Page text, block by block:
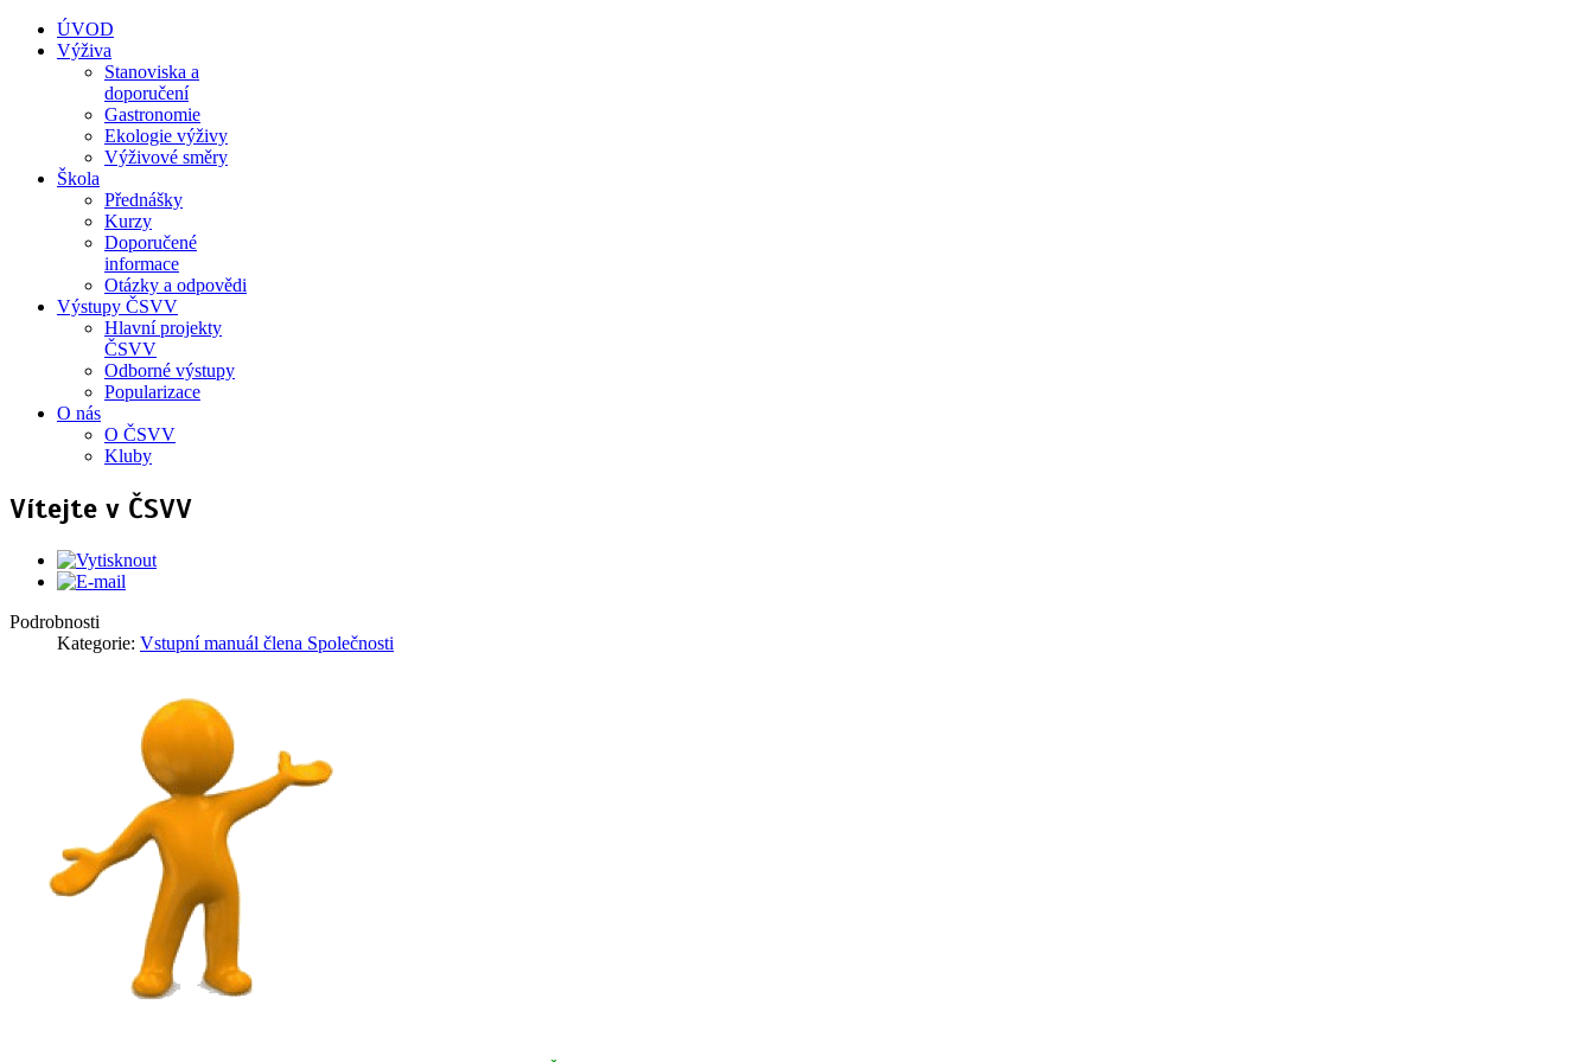
ÚVOD
Výživa
Stanoviska a
doporučení
Gastronomie
Ekologie výživy
Výživové směry
Škola
Přednášky
Kurzy
Doporučené
informace
Otázky a odpovědi
Výstupy ČSVV
Hlavní projekty
ČSVV
Odborné výstupy
Popularizace
O nás
O ČSVV
Kluby
Vítejte v ČSVV
Podrobnosti
Kategorie: Vstupní manuál člena Společnosti